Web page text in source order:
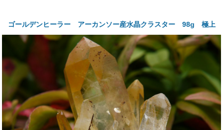
ゴールデンヒーラー アーカンソー産水晶クラスター 98g 極上